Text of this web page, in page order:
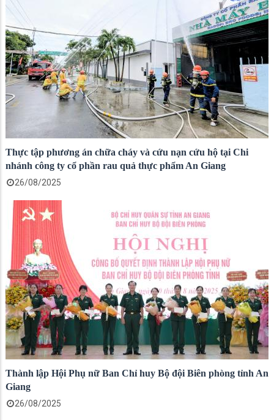
Thực tập phương án chữa cháy và cứu nạn cứu hộ tại Chi
nhánh công ty cổ phần rau quả thực phẩm An Giang
26/08/2025
Thành lập Hội Phụ nữ Ban Chỉ huy Bộ đội Biên phòng tỉnh An
Giang
26/08/2025